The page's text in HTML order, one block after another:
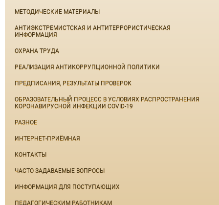
МЕТОДИЧЕСКИЕ МАТЕРИАЛЫ
АНТИЭКСТРЕМИСТСКАЯ И АНТИТЕРРОРИСТИЧЕСКАЯ
ИНФОРМАЦИЯ
ОХРАНА ТРУДА
РЕАЛИЗАЦИЯ АНТИКОРРУПЦИОННОЙ ПОЛИТИКИ
ПРЕДПИСАНИЯ, РЕЗУЛЬТАТЫ ПРОВЕРОК
ОБРАЗОВАТЕЛЬНЫЙ ПРОЦЕСС В УСЛОВИЯХ РАСПРОСТРАНЕНИЯ
КОРОНАВИРУСНОЙ ИНФЕКЦИИ COVID-19
РАЗНОЕ
ИНТЕРНЕТ-ПРИЁМНАЯ
КОНТАКТЫ
ЧАСТО ЗАДАВАЕМЫЕ ВОПРОСЫ
ИНФОРМАЦИЯ ДЛЯ ПОСТУПАЮЩИХ
ПЕДАГОГИЧЕСКИМ РАБОТНИКАМ